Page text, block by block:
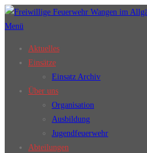
Zum
Inhalt
Menü
Aktuelles
Einsätze
Einsatz Archiv
Über uns
Organisation
Ausbildung
Jugendfeuerwehr
Abteilungen